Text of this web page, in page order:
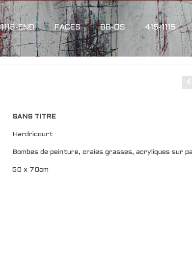
1115-END FACES BB-OS 415-1115
SANS TITRE
Hardricourt
Bombes de peinture, craies grasses, acryliques sur
50 x 70cm